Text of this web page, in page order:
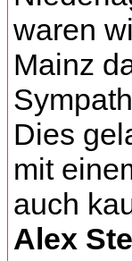
waren
Mainz
Dies
mit
auch
Alex